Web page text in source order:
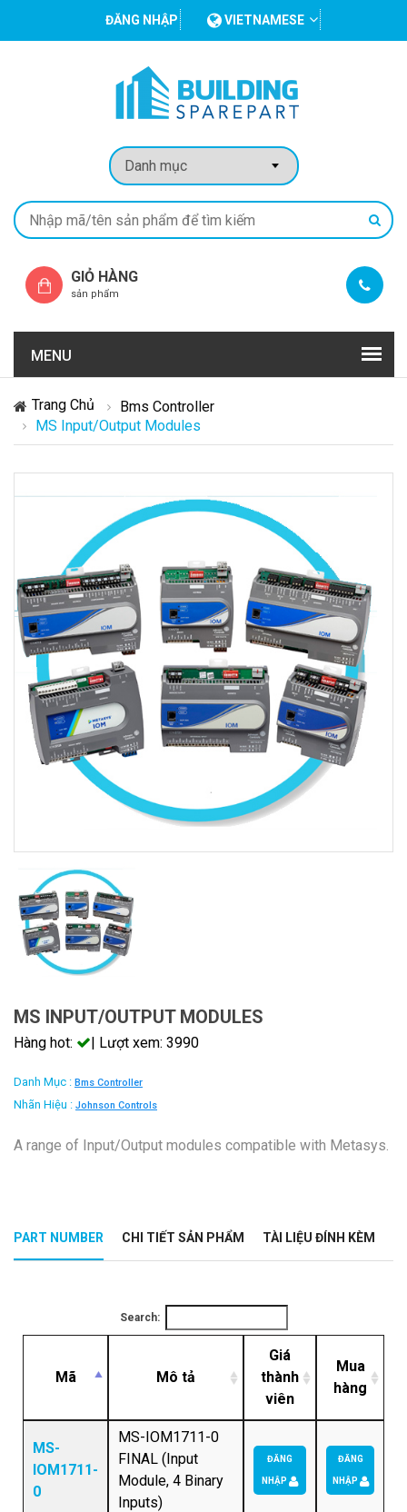
ĐĂNG NHẬP VIETNAMESE
GIỎ HÀNG
sản phẩm
MENU
Trang Chủ
Bms Controller
MS Input/Output Modules
MS INPUT/OUTPUT MODULES
Hàng hot: | Lượt xem: 3990
Danh Mục : Bms Controller
Nhãn Hiệu : Johnson Controls
A range of Input/Output modules compatible with Metasys.
PART NUMBER CHI TIẾT SẢN PHẨM TÀI LIỆU ĐÍNH KÈM
Search:
Mã Mô tả
Giá
thành
viên
Mua
hàng
MS-
IOM1711-
0
MS-IOM1711-0
FINAL (Input
Module, 4 Binary
Inputs)
ĐĂNG
NHẬP
ĐĂNG
NHẬP